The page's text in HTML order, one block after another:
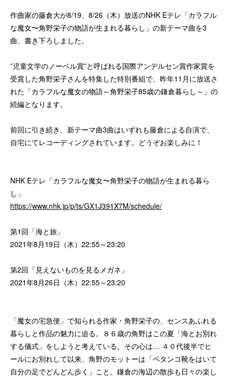
作曲家の藤倉大が8/19、8/26（木）放送のNHK Eテレ「カラフル
な魔女〜角野栄子の物語が生まれる暮らし」の新テーマ曲を3
曲、書き下ろしました。
”児童文学のノーベル賞”と呼ばれる国際アンデルセン賞作家賞を
受賞した角野栄子さんを特集した特別番組で、昨年11月に放送さ
れた「カラフルな魔女の物語～角野栄子85歳の鎌倉暮らし～」の
続編となります。
前回に引き続き、新テーマ曲3曲はいずれも藤倉による自演で、
自宅にてレコーディングされています。どうぞお楽しみに！
NHK Eテレ「カラフルな魔女〜角野栄子の物語が生まれる暮ら
し」
https://www.nhk.jp/p/ts/GX1J391X7M/schedule/
第1回「海と旅」
2021年8月19日（木）22:55～23:20
第2回「見えないものを見るメガネ」
2021年8月26日（木）22:55～23:20
「魔女の宅急便」で知られる作家・角野栄子の、センスあふれる
暮らしと作品の魅力に迫る。８６歳の角野はこの夏「海とお別れ
する儀式」をしようと考えている。その心は… ４０代後半でヒ
ールにお別れして以来、角野のモットーは「ペタンコ靴をはいて
自分の足でどんどん歩く」こと。鎌倉の海辺の散歩も日々の楽し